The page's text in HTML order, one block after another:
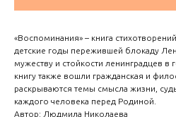
«Воспоминания» – книга
детские годы пережившей блокаду
мужеству и стойкости ленинградцев
книгу также вошли гражданская и
раскрываются темы смысла жизни,
каждого человека перед Родиной.
Автор: Людмила Николаева